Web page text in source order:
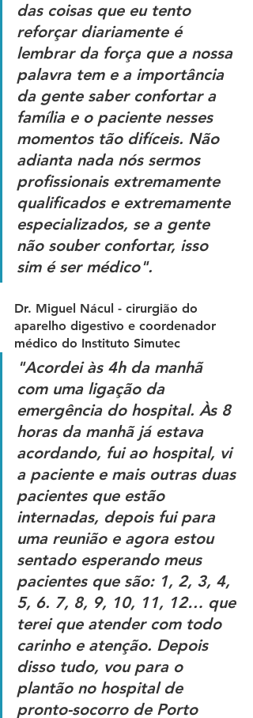
das coisas que eu tento
reforçar diariamente é
lembrar da força que a nossa
palavra tem e a importância
da gente saber confortar a
família e o paciente nesses
momentos tão difíceis. Não
adianta nada nós sermos
profissionais extremamente
qualificados e extremamente
especializados, se a gente
não souber confortar, isso
sim é ser médico".
Dr. Miguel Nácul - cirurgião do
aparelho digestivo e coordenador
médico do Instituto Simutec
"Acordei às 4h da manhã
com uma ligação da
emergência do hospital. Às 8
horas da manhã já estava
acordando, fui ao hospital, vi
a paciente e mais outras duas
pacientes que estão
internadas, depois fui para
uma reunião e agora estou
sentado esperando meus
pacientes que são: 1, 2, 3, 4,
5, 6. 7, 8, 9, 10, 11, 12… que
terei que atender com todo
carinho e atenção. Depois
disso tudo, vou para o
plantão no hospital de
pronto-socorro de Porto